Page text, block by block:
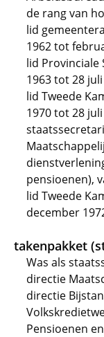
de rang van
lid
1962 tot
lid Provinciale
1963 tot 28
lid Tweede
1970 tot 28 juli
pensioenen),
lid Tweede
december
takenpakket
Was als
directie
directie
Pensioenen